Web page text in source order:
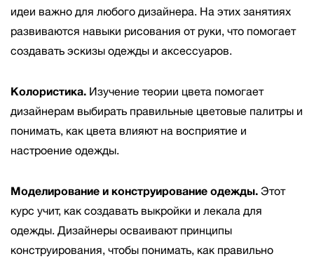
идеи важно для любого дизайнера. На этих занятиях
развиваются навыки рисования от руки, что помогает
создавать эскизы одежды и аксессуаров.
Колористика. Изучение теории цвета помогает
дизайнерам выбирать правильные цветовые палитры и
понимать, как цвета влияют на восприятие и
настроение одежды.
Моделирование и конструирование одежды.Этот
курс учит, как создавать выкройки и лекала для
одежды. Дизайнеры осваивают принципы
конструирования, чтобы понимать, как правильно